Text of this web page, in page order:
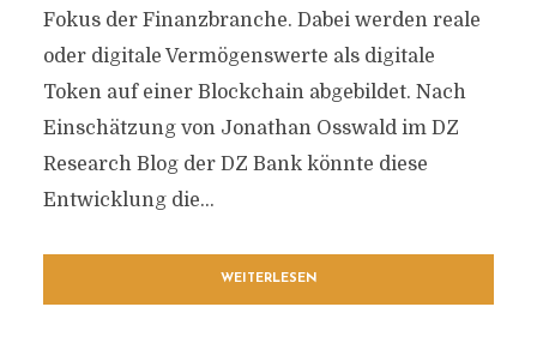
Fokus der Finanzbranche. Dabei werden reale
oder digitale Vermögenswerte als digitale
Token auf einer Blockchain abgebildet. Nach
Einschätzung von Jonathan Osswald im DZ
Research Blog der DZ Bank könnte diese
Entwicklung die...
WEITERLESEN